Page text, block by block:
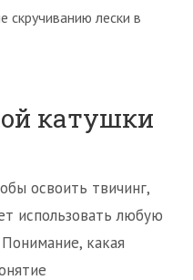
скручиванию лески в
катушки
освоить твичинг,
использовать любую
какая